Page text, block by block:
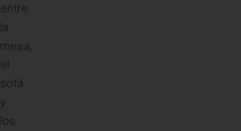
entre
la
mesa,
el
sofá
y
los